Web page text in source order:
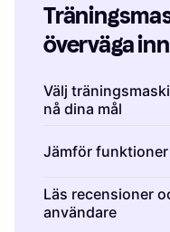
överväga
Välj
nå dina mål
är att identifiera
för dina
Jämför
När du har
träningsmaskin
Läs recensioner
användare